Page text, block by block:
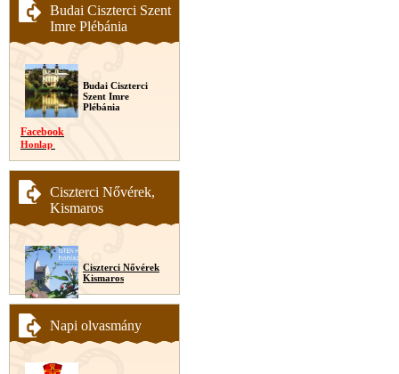
Budai Ciszterci Szent
Imre Plébánia
Budai Ciszterci
Szent Imre
Plébánia
Facebook
Honlap
Ciszterci Nővérek,
Kismaros
Ciszterci Nővérek
Kismaros
Napi olvasmány